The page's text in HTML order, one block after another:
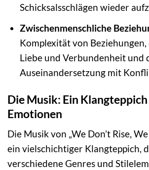
Schicksalsschlägen wieder
Zwischenmenschliche
Komplexität von Beziehungen,
Liebe und Verbundenheit und
Auseinandersetzung mit
Die Musik: Ein
Emotionen
Die Musik von „We Don’t Rise,
ein vielschichtiger Klangteppich,
verschiedene Genres und